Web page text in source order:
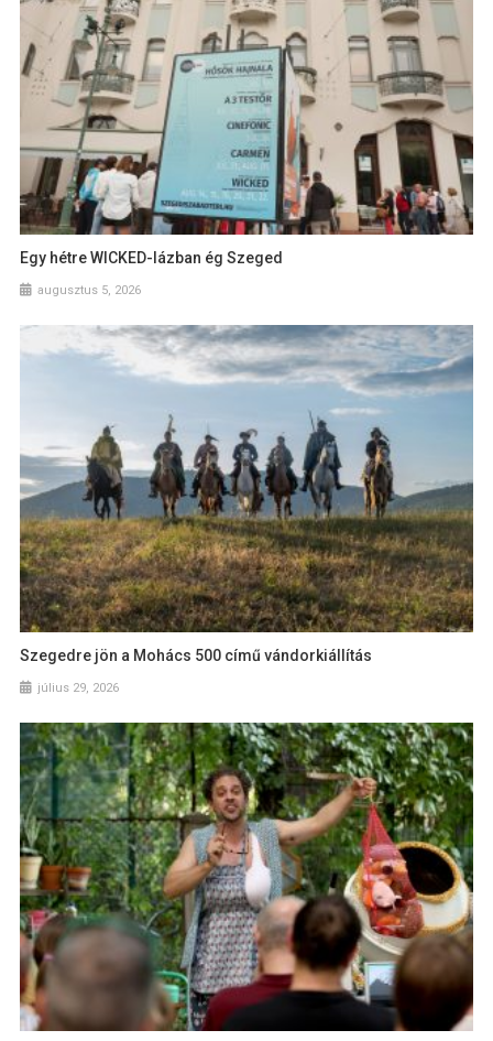
Egy hétre WICKED-lázban ég Szeged
augusztus 5, 2026
Szegedre jön a Mohács 500 című vándorkiállítás
július 29, 2026